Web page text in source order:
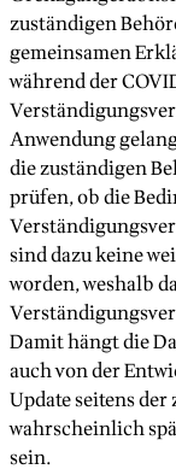
zuständigen
gemeinsamen
während der
Anwendung
die zuständigen
prüfen, ob die
sind dazu keine
worden, weshalb
Damit hängt die
auch von der
Update seitens
wahrscheinlich
sein.